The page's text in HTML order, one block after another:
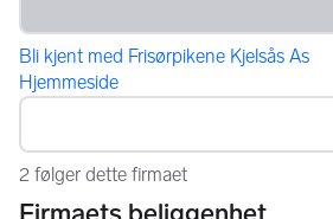
Bli kjent med Frisørpikene Kjelsås As
Hjemmeside
2 følger dette firmaet